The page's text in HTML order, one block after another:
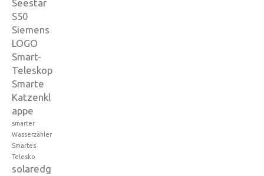
Seestar
S50
Siemens
LOGO
Smart-
Teleskop
Smarte
Katzenkl
appe
smarter
Wasserzähler
Smartes
Telesko
solaredg